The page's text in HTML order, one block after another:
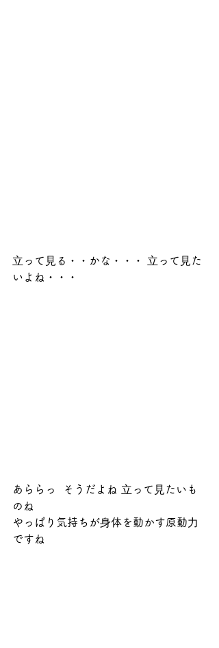
⽴って⾒る・・かな・・・ ⽴って⾒た
いよね・・・
あららっ  そうだよね ⽴って⾒たいも
のね
やっぱり気持ちが⾝体を動かす原動⼒
ですね